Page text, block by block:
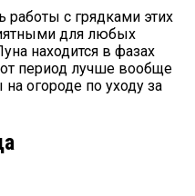
с грядками этих
для любых
находится в фазах
период лучше вообще
огороде по уходу за